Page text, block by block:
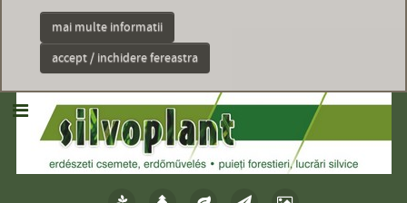
mai multe informatii
accept / inchidere fereastra